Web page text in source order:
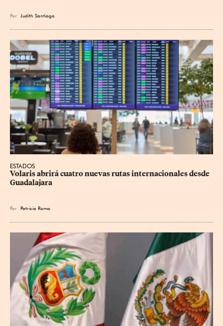
Por Judith Santiago
ESTADOS
Volaris abrirá cuatro nuevas rutas internacionales desde
Guadalajara
Por Patricia Romo